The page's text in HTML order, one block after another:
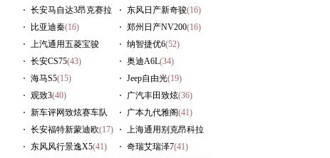
长安马自达3昂克赛拉
(29)
东风日产新奇骏(16)
比亚迪秦(16) 郑州日产NV200(16)
上汽通用五菱宝骏
730(57)
纳智捷优6(52)
长安CS75(43) 奥迪A6L(34)
海马S5(15) Jeep自由光(19)
观致3(40) 广汽丰田致炫(36)
新车评网致炫赛车队
(236)
广本九代雅阁(41)
长安福特新蒙迪欧(17)
上海通用别克昂科拉
(16)
东风风行景逸X5(41) 奇瑞艾瑞泽7(41)